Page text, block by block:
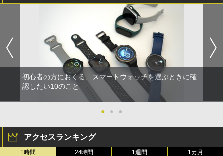
初心者の方におくる、スマートウォッチを選ぶときに確
認したい10のこと
● ● ●
アクセスランキング
1時間 24時間 1週間 1カ月